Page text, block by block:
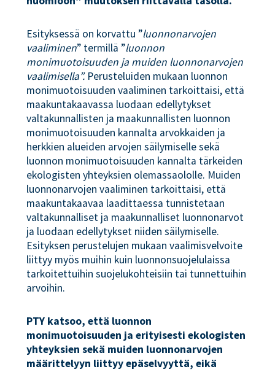
Esityksessä on korvattu ”luonnonarvojen
vaaliminen” termillä ”luonnon
monimuotoisuuden ja muiden luonnonarvojen
vaalimisella”. Perusteluiden mukaan luonnon
monimuotoisuuden vaaliminen tarkoittaisi, että
maakuntakaavassa luodaan edellytykset
valtakunnallisten ja maakunnallisten luonnon
monimuotoisuuden kannalta arvokkaiden ja
herkkien alueiden arvojen säilymiselle sekä
luonnon monimuotoisuuden kannalta tärkeiden
ekologisten yhteyksien olemassaololle. Muiden
luonnonarvojen vaaliminen tarkoittaisi, että
maakuntakaavaa laadittaessa tunnistetaan
valtakunnalliset ja maakunnalliset luonnonarvot
ja luodaan edellytykset niiden säilymiselle.
Esityksen perustelujen mukaan vaalimisvelvoite
liittyy myös muihin kuin luonnonsuojelulaissa
tarkoitettuihin suojelukohteisiin tai tunnettuihin
arvoihin.
PTY katsoo, että luonnon
monimuotoisuuden ja erityisesti ekologisten
yhteyksien sekä muiden luonnonarvojen
määrittelyyn liittyy epäselvyyttä, eikä